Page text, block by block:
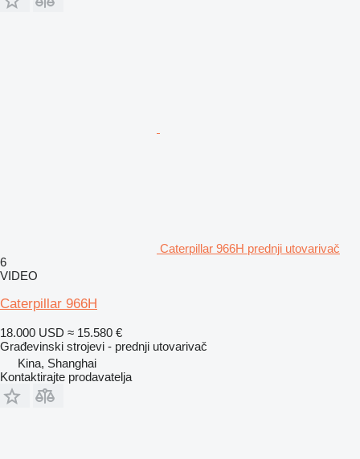
Caterpillar 966H prednji utovarivač
6
VIDEO
Caterpillar 966H
18.000 USD ≈ 15.580 €
Građevinski strojevi - prednji utovarivač
Kina, Shanghai
Kontaktirajte prodavatelja